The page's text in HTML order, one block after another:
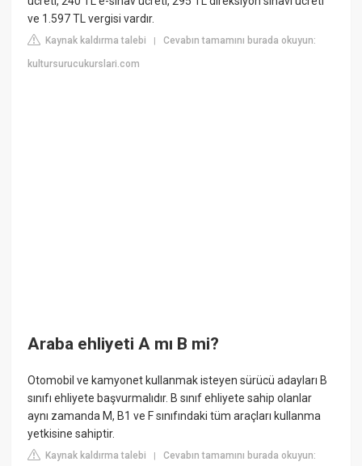
ve 1.597 TL vergisi vardır.
Kaynak kaldırma talebi |Cevabın tamamını burada okuyun:
kultursurucukurslari.com
Araba ehliyeti A mı B mi?
Otomobil ve kamyonet kullanmak isteyen sürücü adayları B
sınıfı ehliyete başvurmalıdır. B sınıf ehliyete sahip olanlar
aynı zamanda M, B1 ve F sınıfındaki tüm araçları kullanma
yetkisine sahiptir.
Kaynak kaldırma talebi |Cevabın tamamını burada okuyun: